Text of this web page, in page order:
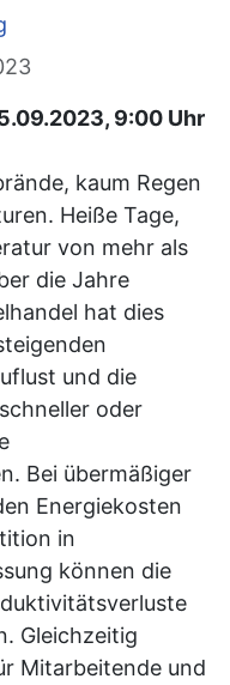
9:00 Uhr
kaum Regen
Heiße Tage,
von mehr als
die Jahre
hat dies
und die
oder
Bei übermäßiger
Energiekosten
in
können die
Gleichzeitig
Mitarbeitende und